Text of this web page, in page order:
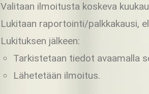
Valitaan ilmoitusta koskeva
Lukitaan raportointi/palkkakausi,
Lukituksen jälkeen:
Tarkistetaan tiedot avaamalla
Lähetetään ilmoitus.